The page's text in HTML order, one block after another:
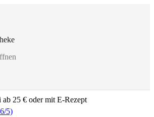
ab 25 € oder mit E-Rezept
/5)